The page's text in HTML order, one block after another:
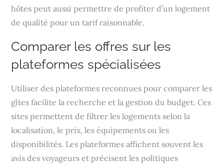
hôtes peut aussi permettre de profiter d’un logement
de qualité pour un tarif raisonnable.
Comparer les offres sur les
plateformes spécialisées
Utiliser des plateformes reconnues pour comparer les
gîtes facilite la recherche et la gestion du budget. Ces
sites permettent de filtrer les logements selon la
localisation, le prix, les équipements ou les
disponibilités. Les plateformes affichent souvent les
avis des voyageurs et précisent les politiques